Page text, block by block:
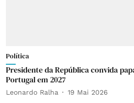
Política
Presidente da República convida
Portugal em 2027
Leonardo Ralha 19 Mai 2026